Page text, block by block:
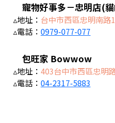
寵物好事多－忠明店(貓
▵地址： 台中市西區忠明南路
▵電話： 0979-077-077
包旺家 Bowwow
▵地址： 403台中市西區忠明
▵電話： 04-2317-5883